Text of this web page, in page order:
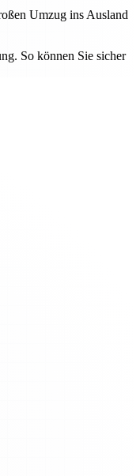
Umzug ins Ausland
So können Sie sicher